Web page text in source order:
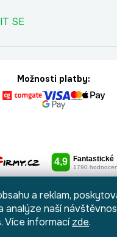
a reklam,
analýze naší
Více informacízde.
SE
Možnosti platby: